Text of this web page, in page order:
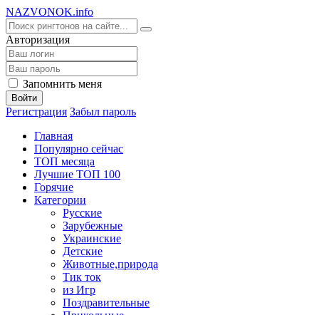
NAZVONOK.info
Авторизация
Запомнить меня
Войти
Регистрация Забыл пароль
Главная
Популярно сейчас
ТОП месяца
Лучшие ТОП 100
Горячие
Категории
Русские
Зарубежные
Украинские
Детские
Животные,природа
Тик ток
из Игр
Поздравительные